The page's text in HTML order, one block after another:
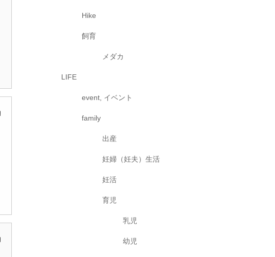
Hike
飼育
メダカ
LIFE
event, イベント
family
出産
妊婦（妊夫）生活
妊活
育児
乳児
幼児